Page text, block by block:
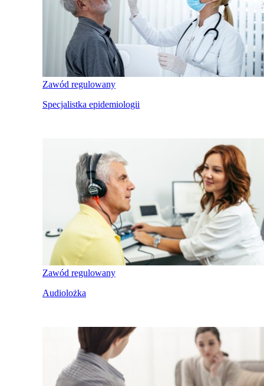
Zawód regulowany
Specjalistka epidemiologii
Zawód regulowany
Audiolożka